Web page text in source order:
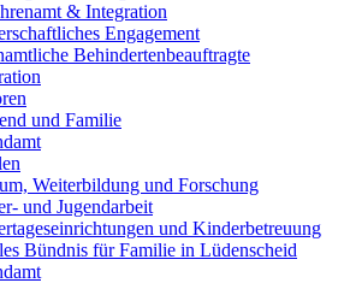
& Integration
Engagement
Behindertenbeauftragte
und Familie
Weiterbildung und Forschung
und Jugendarbeit
und Kinderbetreuung
Bündnis für Familie in Lüdenscheid